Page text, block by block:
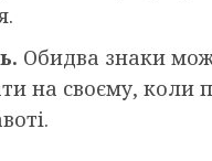
Обидва знаки
на своєму, коли